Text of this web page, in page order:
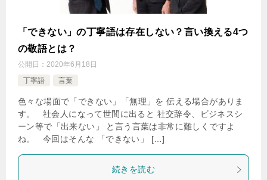
「できない」の丁寧語は存在しない？言い換える4つ
の敬語とは？
公開日： 2020年6月18日
丁寧語
言葉
色々な場面で「できない」「無理」を 伝える場合がありま
す。 社会人になって世間に出ると 社交辞令、ビジネスシ
ーン等で「出来ない」 と言う言葉は非常に難しくですよ
ね。 今回はそんな 「できない」 […]
続きを読む